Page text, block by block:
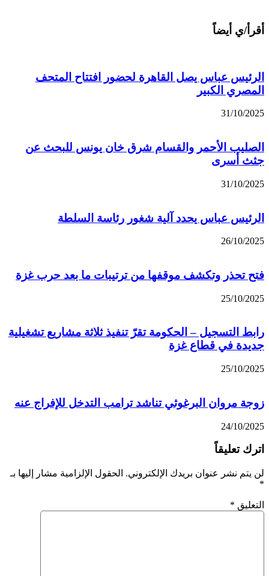
أقرأ/ي أيضاً
الرئيس عباس يصل القاهرة لحضور افتتاح المتحف
المصري الكبير
31/10/2025
الصليب الأحمر والقسام شرق خان يونس للبحث عن
جثث أسرى
31/10/2025
الرئيس عباس يحدد آلية شغور رئاسة السلطة
26/10/2025
فتح تحذر وتكشف موقفها من ترتيبات ما بعد حرب غزة
25/10/2025
رابط التسجيل – الحكومة تقرّ تنفيذ ثلاثة مشاريع تشغيلية
جديدة في قطاع غزة
25/10/2025
زوجة مروان البرغوثي تناشد ترامب التدخل للإفراج عنه
24/10/2025
اترك تعليقاً
لن يتم نشر عنوان بريدك الإلكتروني. الحقول الإلزامية مشار إليها بـ
*
التعليق *